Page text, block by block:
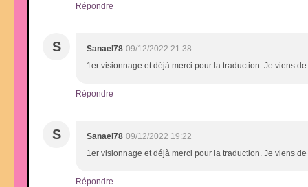
Répondre
S Sanael78 09/12/2022 21:38
1er visionnage et déjà merci pour la traduction. Je viens
Répondre
S Sanael78 09/12/2022 19:22
1er visionnage et déjà merci pour la traduction. Je viens
Répondre